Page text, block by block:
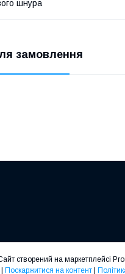
шнура
замовлення
створений на маркетплейсі
3DTOYSLAMP | Поскаржитися на контент |